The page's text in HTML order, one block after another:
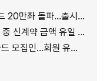
좌 돌파…출시 8개월만
계약 금액 유일 증가
원 유치도 '디지털 전환'